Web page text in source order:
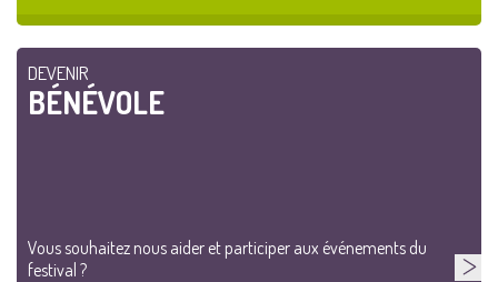
DEVENIR
BÉNÉVOLE
Vous souhaitez nous aider et participer aux événements du
festival ?